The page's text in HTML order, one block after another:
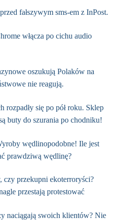
fałszywym sms-em z InPost.
włącza po cichu audio
oszukują Polaków na
nie reagują.
rozpadły się po pół roku. Sklep
buty do szurania po chodniku!
wędlinopodobne! Ile jest
prawdziwą wędlinę?
przekupni ekoterroryści?
przestają protestować
naciągają swoich klientów? Nie